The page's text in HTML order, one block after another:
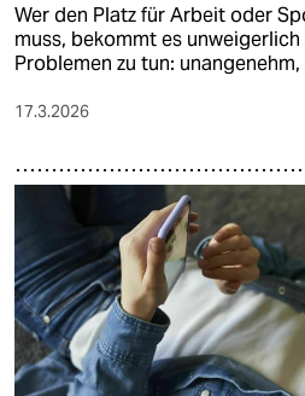
Wer den Platz für Arbeit oder
muss, bekommt es
Problemen zu tun:
17.3.2026